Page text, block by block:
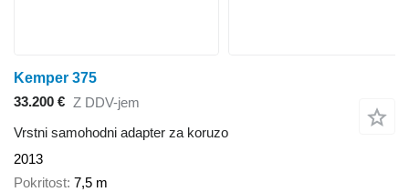
Kemper 375
33.200 € Z DDV-jem
Vrstni samohodni adapter za koruzo
2013
Pokritost 7,5 m